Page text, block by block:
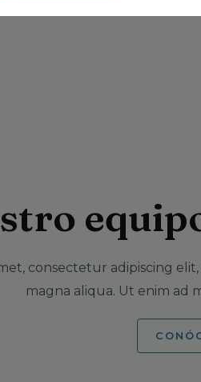
consectetur adipiscing
magna aliqua. Ut enim ad